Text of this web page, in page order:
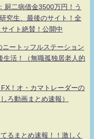
厨二病借金3500万円！う
究生、最後のサイト！全
イト絶賛！公開中
ートッフルステーション
生活！（無職孤独居老人的
！オ・カマトレーダーの
ろ動画まとめ速報）
るまとめ速報！！激しく